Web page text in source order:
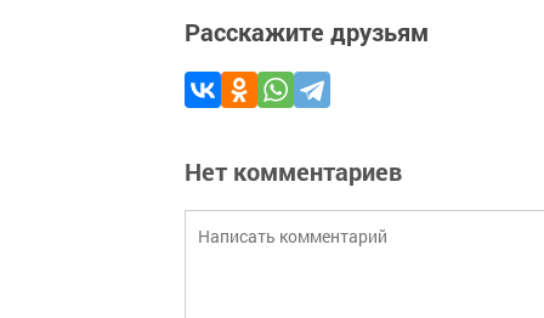
Расскажите друзьям
Нет комментариев